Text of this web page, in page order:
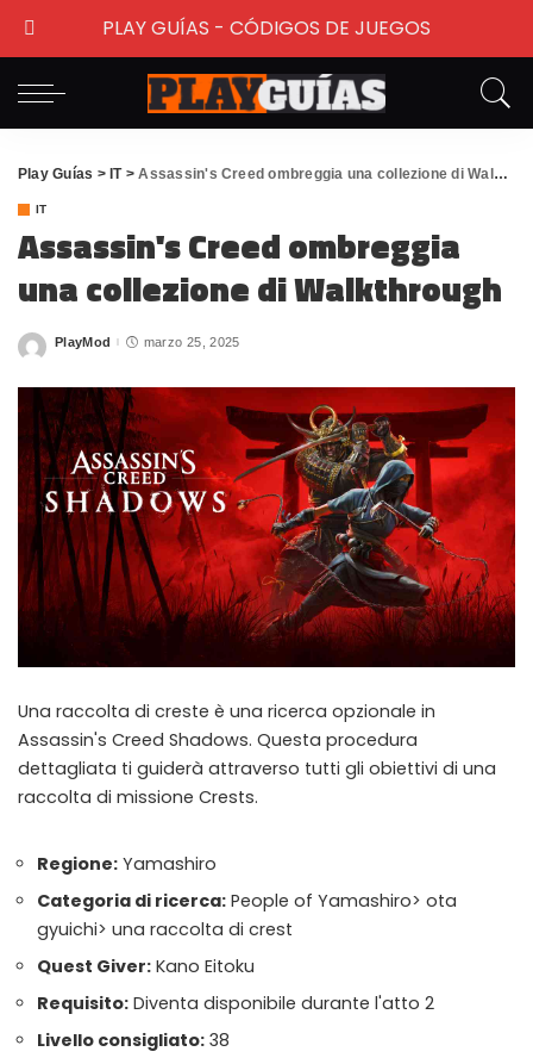
Play Guías > IT>Assassin's Creed ombreggia una collezione di Walkthrough
IT
Assassin's Creed ombreggia
una collezione di Walkthrough
Posted
PlayMod marzo 25, 2025
Una raccolta di creste è una ricerca opzionale in
Assassin's Creed Shadows. Questa procedura
dettagliata ti guiderà attraverso tutti gli obiettivi di una
raccolta di missione Crests.
Regione: Yamashiro
Categoria di ricerca: People of Yamashiro> ota
gyuichi> una raccolta di crest
Quest Giver: Kano Eitoku
Requisito: Diventa disponibile durante l'atto 2
Livello consigliato: 38
PLAY GUÍAS - CÓDIGOS DE JUEGOS